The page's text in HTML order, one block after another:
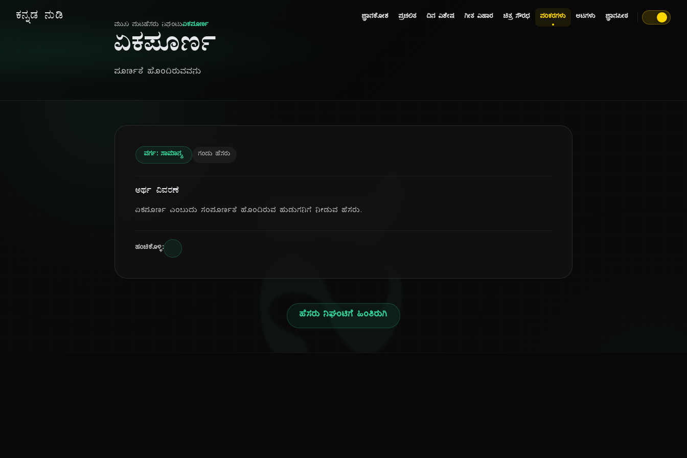
ಕನ್ನಡ ನುಡಿ ಜ್ಞಾನಕೋಶ ಪ್ರಚಲಿತ ದಿನ ವಿಶೇಷ ಗೀತ ವಿಹಾರ ಚಿತ್ರ ಸೌರಭ ಪರಿಕರಗಳು ಆಟಗಳು ಜ್ಞಾನಪೀಠ
ನ
ಮುಖ ಪುಟಹೆಸರು ನಿಘಂಟುಏಕಪೂರ್ಣ
ಏಕಪೂರ್ಣ
ಪೂರ್ಣತೆ ಹೊಂದಿರುವವನು
ವರ್ಗ: ಸಾಮಾನ್ಯ ಗಂಡು ಹೆಸರು
ಅರ್ಥ ವಿವರಣೆ
ಏಕಪೂರ್ಣ ಎಂಬುದು ಸಂಪೂರ್ಣತೆ ಹೊಂದಿರುವ ಹುಡುಗನಿಗೆ ನೀಡುವ ಹೆಸರು.
ಹಂಚಿಕೊಳ್ಳಿ:
ಹೆಸರು ನಿಘಂಟಿಗೆ ಹಿಂತಿರುಗಿ